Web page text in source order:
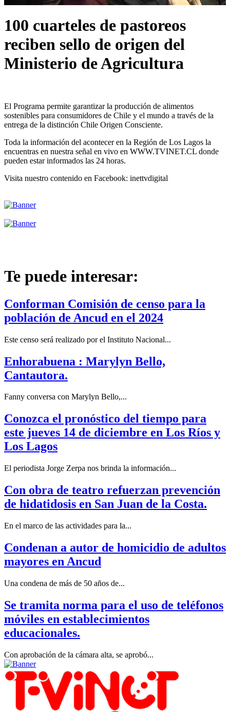
100 cuarteles de pastoreos
reciben sello de origen del
Ministerio de Agricultura
El Programa permite garantizar la producción de alimentos
sostenibles para consumidores de Chile y el mundo a través de la
entrega de la distinción Chile Origen Consciente.
Toda la información del acontecer en la Región de Los Lagos la
encuentras en nuestra señal en vivo en WWW.TVINET.CL donde
pueden estar informados las 24 horas.
Visita nuestro contenido en Facebook: inettvdigital
Te puede interesar:
Conforman Comisión de censo para la
población de Ancud en el 2024
Este censo será realizado por el Instituto Nacional...
Enhorabuena : Marylyn Bello,
Cantautora.
Fanny conversa con Marylyn Bello,...
Conozca el pronóstico del tiempo para
este jueves 14 de diciembre en Los Ríos y
Los Lagos
El periodista Jorge Zerpa nos brinda la información...
Con obra de teatro refuerzan prevención
de hidatidosis en San Juan de la Costa.
En el marco de las actividades para la...
Condenan a autor de homicidio de adultos
mayores en Ancud
Una condena de más de 50 años de...
Se tramita norma para el uso de teléfonos
móviles en establecimientos
educacionales.
Con aprobación de la cámara alta, se aprobó...